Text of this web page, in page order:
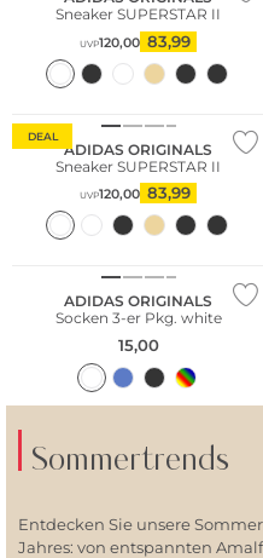
Sneaker SUPERSTAR II
UVP120,00 83,99
DEAL
ADIDAS ORIGINALS
Sneaker SUPERSTAR II
UVP120,00 83,99
Multi Pack
ADIDAS ORIGINALS
Socken 3-er Pkg. white
15,00
Sommertrends
Entdecken Sie unsere
Jahres: von entspannten